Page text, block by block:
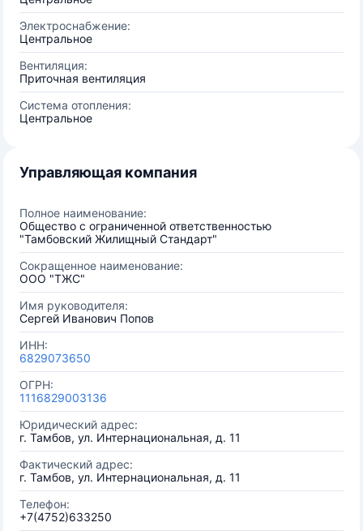
Электроснабжение:
Центральное
Вентиляция:
Приточная вентиляция
Система отопления:
Центральное
Управляющая компания
Полное наименование:
Общество с ограниченной ответственностью
"Тамбовский Жилищный Стандарт"
Сокращенное наименование:
ООО "ТЖС"
Имя руководителя:
Сергей Иванович Попов
ИНН:
6829073650
ОГРН:
1116829003136
Юридический адрес:
г. Тамбов, ул. Интернациональная, д. 11
Фактический адрес:
г. Тамбов, ул. Интернациональная, д. 11
Телефон:
+7(4752)633250